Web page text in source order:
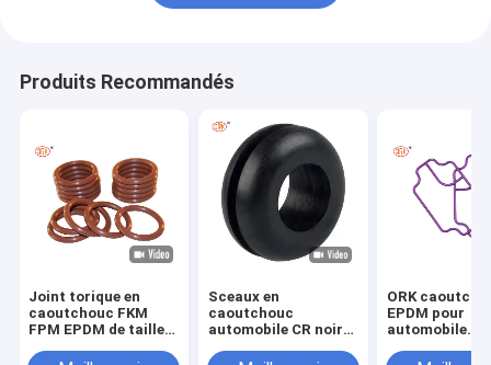
Produits Recommandés
Joint torique en
caoutchouc FKM
FPM EPDM de taille
Sceaux en
caoutchouc
automobile CR noir
ORK
EPDM pour
automobile